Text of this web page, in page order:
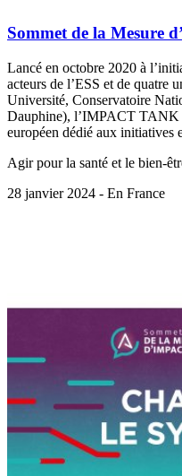
Sommet de la Mesure
Lancé en octobre 2020 à
acteurs de l’ESS et de quatre
Université, Conservatoire
Dauphine), l’IMPACT TANK
européen dédié aux initiatives
Agir pour la santé et le bien-
28 janvier 2024 - En France